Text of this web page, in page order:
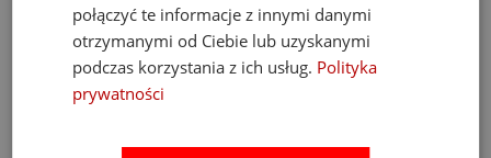
69,99 zł82,00 zł
do koszyka
59,49 zł69,99 zł
połączyć te informacje z innymi danymi
otrzymanymi od Ciebie lub uzyskanymi
podczas korzystania z ich usług. Polityka
prywatności